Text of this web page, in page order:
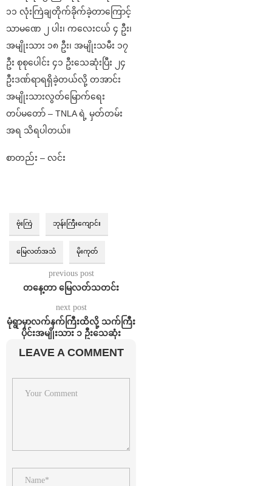
၁၁ လုံးကြဲချတိုက်ခိုက်ခဲ့တာကြောင့်
သာမဏေ ၂ ပါး၊ ကလေးငယ် ၄ ဦး၊
အမျိုးသား ၁၈ ဦး၊ အမျိုးသမီး ၁၇
ဦး စုစုပေါင်း ၄၁ ဦးသေဆုံးပြီး ၂၄
ဦးဒဏ်ရာရရှိခဲ့တယ်လို့ တအာင်း
အမျိုးသားလွတ်မြောက်ရေး
တပ်မတော် – TNLA ရဲ့ မှတ်တမ်း
အရ သိရပါတယ်။
စာတည်း – လင်း
ဗုံးကြဲ ဘုန်းကြီးကျောင်း
မြေလတ်အသံ မိုးကုတ်
previous post
တနေ့တာ မြေလတ်သတင်း
next post
မုံရွာမှာလက်နက်ကြီးထိလို့ သက်ကြီး
ပိုင်းအမျိုးသား ၁ ဦးသေဆုံး
LEAVE A COMMENT